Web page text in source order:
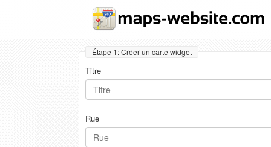
Étape 1: Créer un carte widget
Titre
Rue